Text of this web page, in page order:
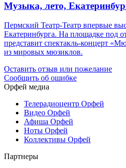
Музыка, лето,
Пермский Театр-Театр впервые
Екатеринбурга. На площадке под
представит спектакль-концерт
из мировых мюзиклов.
Оставить отзыв или пожелание
Сообщить об ошибке
Орфей медиа
Телерадиоцентр Орфей
Видео Орфей
Афиша Орфей
Ноты Орфей
Коллективы Орфей
Партнеры